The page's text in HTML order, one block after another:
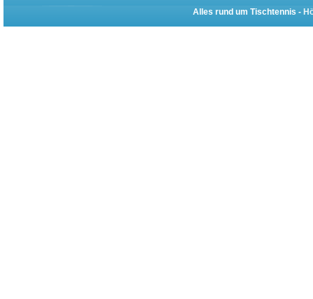
Alles rund um Tischtennis -